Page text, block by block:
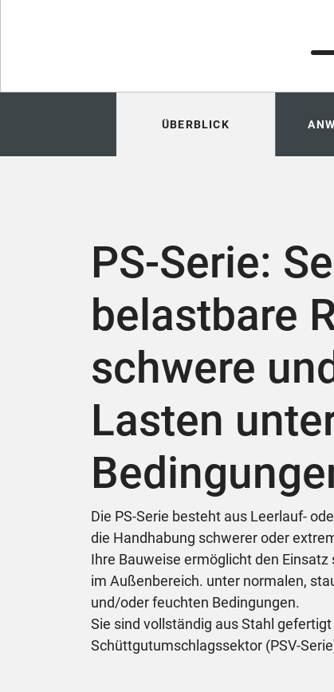
ÜBERBLICK
PS-Serie:
belastbare
schwere
Lasten
Die PS-Serie besteht aus Leerlauf-
die Handhabung schwerer oder
Ihre Bauweise ermöglicht den
im Außenbereich. unter normalen,
und/oder feuchten Bedingungen.
Sie sind vollständig aus Stahl
Schüttgutumschlagssektor (PSV-